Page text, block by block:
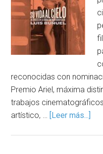
reconocidas con
Premio Ariel, máxima
trabajos
artístico, … [Leer más...]